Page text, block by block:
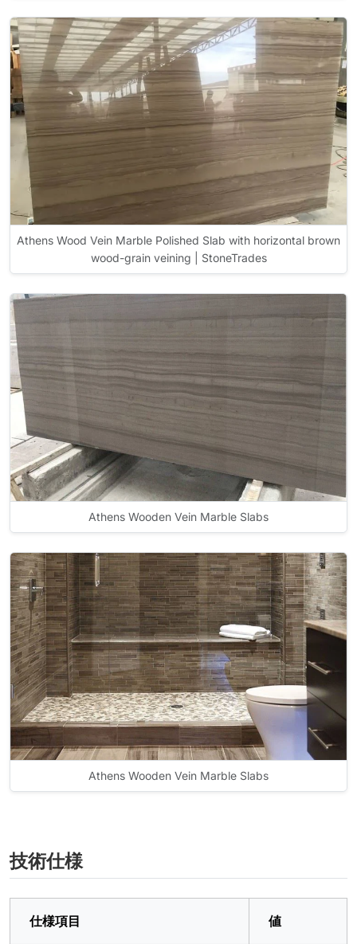
Athens Wood Vein Marble Polished Slab with horizontal brown
wood-grain veining | StoneTrades
Athens Wooden Vein Marble Slabs
Athens Wooden Vein Marble Slabs
技術仕様
仕様項目 値